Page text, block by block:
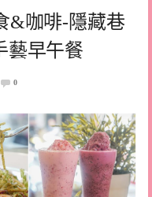
&咖啡-隱藏巷
藝早午餐
0